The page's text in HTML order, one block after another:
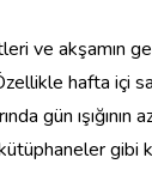
ve akşamın
hafta içi
gün